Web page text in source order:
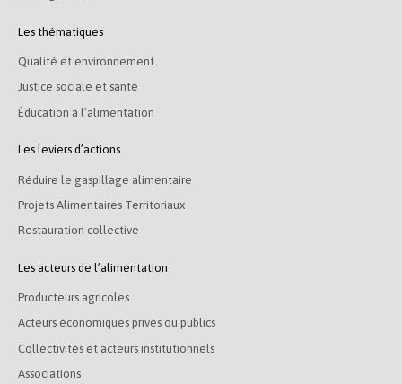
Les thématiques
Qualité et environnement
Justice sociale et santé
Éducation à l’alimentation
Les leviers d’actions
Réduire le gaspillage alimentaire
Projets Alimentaires Territoriaux
Restauration collective
Les acteurs de l’alimentation
Producteurs agricoles
Acteurs économiques privés ou publics
Collectivités et acteurs institutionnels
Associations